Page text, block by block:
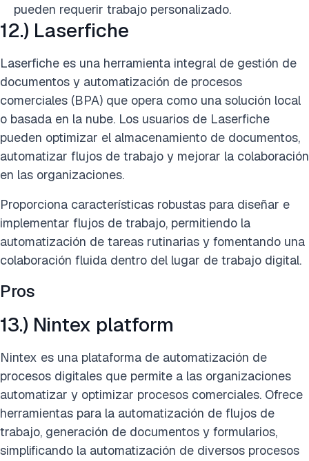
pueden requerir trabajo personalizado.
12.) Laserfiche
Laserfiche es una herramienta integral de gestión de
documentos y automatización de procesos
comerciales (BPA) que opera como una solución local
o basada en la nube. Los usuarios de Laserfiche
pueden optimizar el almacenamiento de documentos,
automatizar flujos de trabajo y mejorar la colaboración
en las organizaciones.
Proporciona características robustas para diseñar e
implementar flujos de trabajo, permitiendo la
automatización de tareas rutinarias y fomentando una
colaboración fluida dentro del lugar de trabajo digital.
Pros
13.) Nintex platform
Nintex es una plataforma de automatización de
procesos digitales que permite a las organizaciones
automatizar y optimizar procesos comerciales. Ofrece
herramientas para la automatización de flujos de
trabajo, generación de documentos y formularios,
simplificando la automatización de diversos procesos